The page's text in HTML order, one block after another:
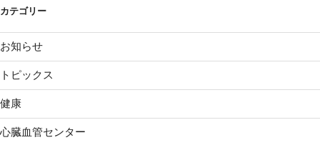
ョ
ン
カテゴリー
お知らせ
トピックス
健康
心臓血管センター